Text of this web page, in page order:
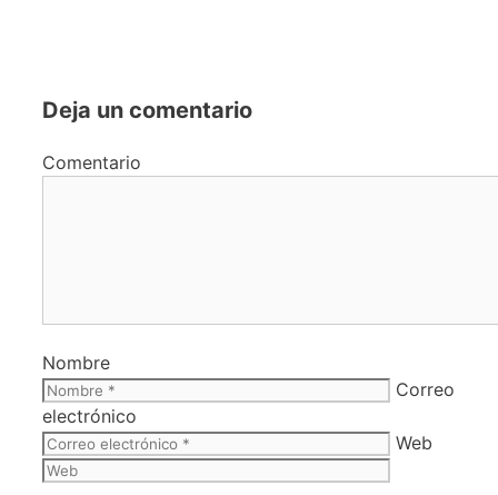
Deja un comentario
Comentario
Nombre
Correo
electrónico
Web